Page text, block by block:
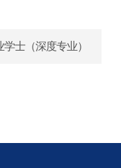
学士（深度专业）